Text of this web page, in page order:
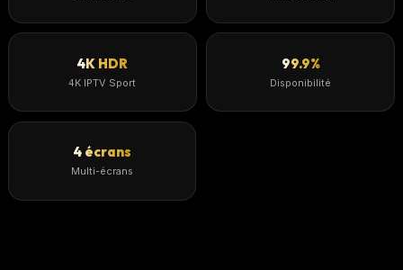
4K HDR
4K IPTV Sport
99.9%
Disponibilité
4 écrans
Multi-écrans